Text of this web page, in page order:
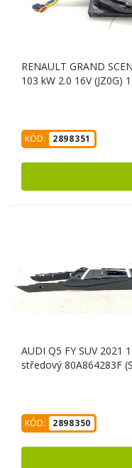
RENAULT GRAND
103 kW 2.0 16V (JZ0G)
KÓD: 2898351
AUDI Q5 FY SUV 2021
středový 80A864283F
KÓD: 2898350